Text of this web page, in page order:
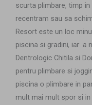
scurta plimbare, timp
recentram sau sa
Resort este un loc
piscina si gradini, iar la
Dentrologic Chitila si
pentru plimbare si
piscina o plimbare in
mult mai mult spor si